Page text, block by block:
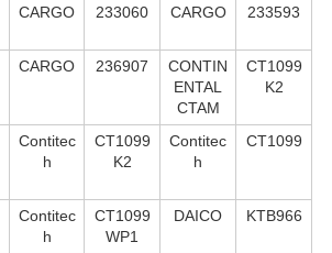
CARGO 233060 CARGO 233593
CARGO 236907
CONTIN
ENTAL
CTAM
CT1099
K2
Contitec
h
CT1099
K2
Contitec
h
CT1099
Contitec
h
CT1099
WP1
DAICO KTB966